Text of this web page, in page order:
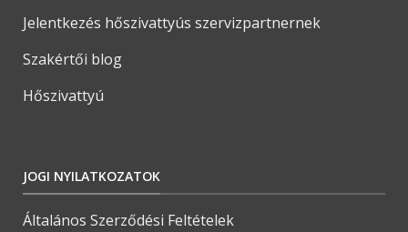
Jelentkezés hőszivattyús szervizpartnernek
Szakértői blog
Hőszivattyú
JOGI NYILATKOZATOK
Általános Szerződési Feltételek